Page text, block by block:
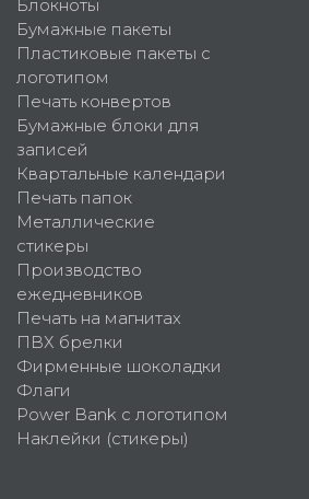
Блокноты
Бумажные пакеты
Пластиковые пакеты с
логотипом
Печать конвертов
Бумажные блоки для
записей
Квартальные календари
Печать папок
Металлические
стикеры
Производство
ежедневников
Печать на магнитах
ПВХ брелки
Фирменные шоколадки
Флаги
Power Bank с логотипом
Наклейки (стикеры)